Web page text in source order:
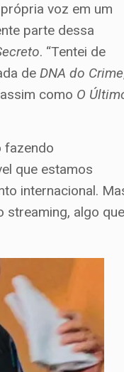
voz em um
parte dessa
. “Tentei de
deDNA do Crime
como O
fazendo
que estamos
internacional.
streaming, algo que